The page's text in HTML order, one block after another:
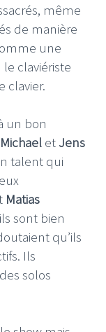
même
de manière
une
claviériste
clavier.
un bon
etJens
talent qui
Matias
sont bien
qu’ils
Ils
solos